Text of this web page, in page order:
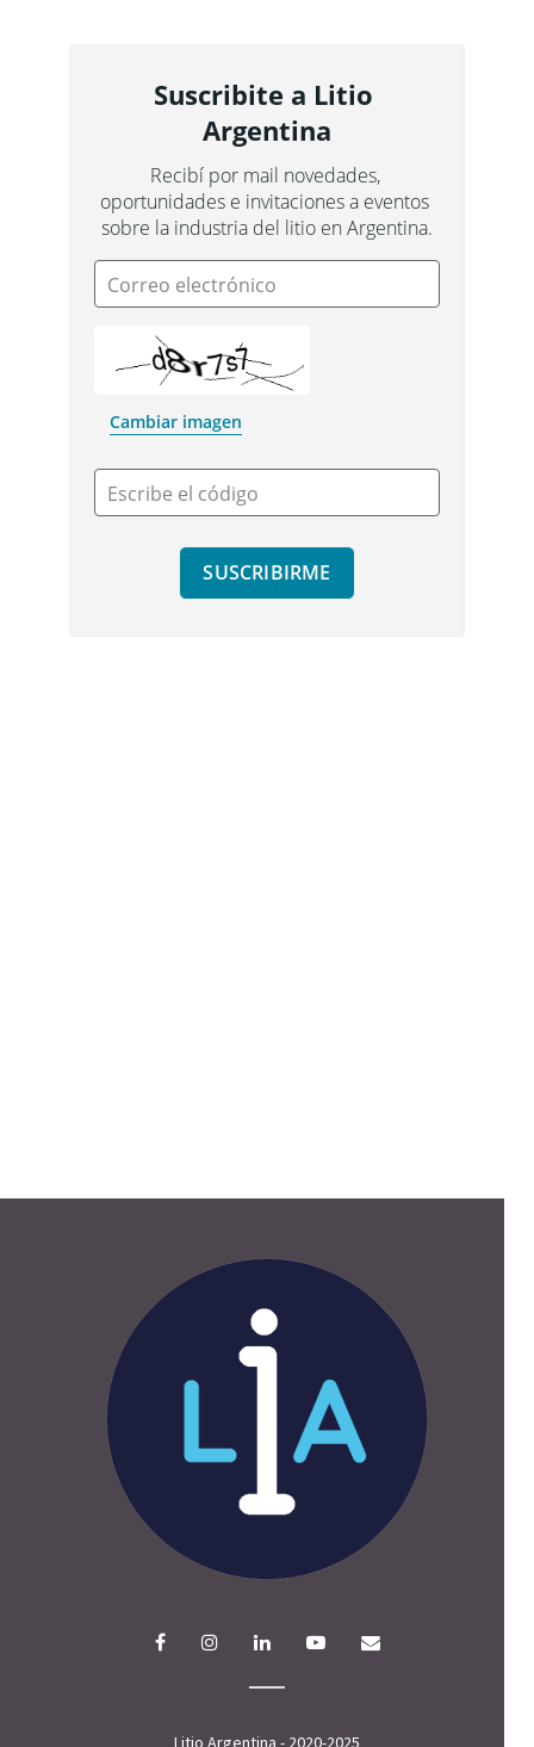
Suscribite a Litio
Argentina
Recibí por mail novedades,
oportunidades e invitaciones a eventos
sobre la industria del litio en Argentina.
Correo electrónico
Cambiar imagen
Escribe el código
Litio Argentina - 2020-2025